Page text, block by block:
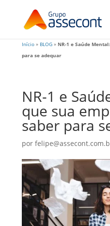
Início» BLOG» NR-1 e Saúde
para se adequar
NR-1 e
que sua
saber para
por